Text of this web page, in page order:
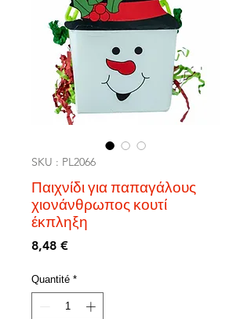
SKU : PL2066
Παιχνίδι για παπαγάλους
χιονάνθρωπος κουτί
έκπληξη
8,48 €Prix
Quantité *